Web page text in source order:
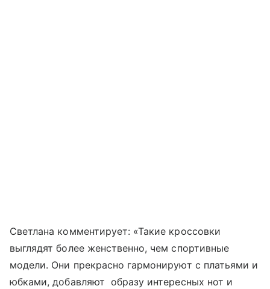
Светлана комментирует: «Такие кроссовки
выглядят более женственно, чем спортивные
модели. Они прекрасно гармонируют с платьями и
юбками, добавляют образу интересных нот и